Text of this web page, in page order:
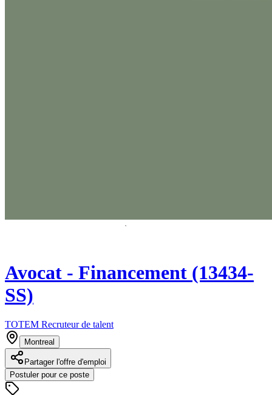
Avocat - Financement (13434-
SS)
TOTEM Recruteur de talent
Montreal
Partager l'offre d'emploi
Postuler pour ce poste